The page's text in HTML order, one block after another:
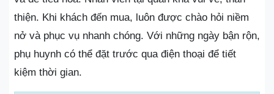
thiện. Khi khách đến mua, luôn được chào hỏi niềm
nở và phục vụ nhanh chóng. Với những ngày bận rộn,
phụ huynh có thể đặt trước qua điện thoại để tiết
kiệm thời gian.